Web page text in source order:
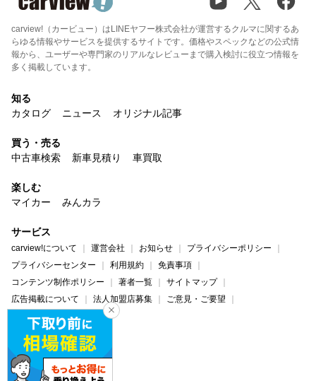
carview!（カービュー）はLINEヤフー株式会社が運営するクルマに関するあ
らゆる情報やサービスを提供するサイトです。価格やスペックなどの公式情
報から、ユーザーや専門家のリアルなレビューまで購入検討に役立つ情報を
多く掲載しています。
知る
カタログ
ニュース オリジナル記事
買う・売る
中古車検索
新車見積り 車買取
楽しむ
マイカー
みんカラ
サービス
carview!について 運営会社 お知らせ
プライバシーポリシー
プライバシーセンター
利用規約
免責事項
コンテンツ制作ポリシー
著者一覧
サイトマップ
広告掲載について
法人加盟店募集
ご意見・ご要望
ヘルプ・お問い合わせ
carview! Yahoo! JAPAN